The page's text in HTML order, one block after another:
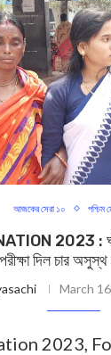
আজকের সেরা ১০ পশ্চিম
2023 :
দিল চার অসুস্থ
March
2023,